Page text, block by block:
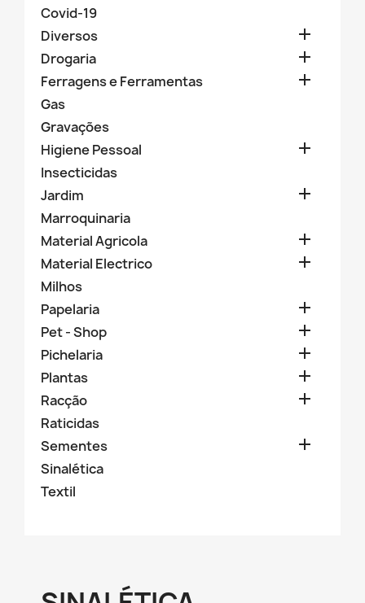
Covid-19
Diversos

Drogaria 
Ferragens e Ferramentas 
Gas
Gravações
Higiene Pessoal

Insecticidas
Jardim

Marroquinaria
Material Agricola

Material Electrico 
Milhos
Papelaria

Pet - Shop 
Pichelaria 
Plantas 
Racção 
Raticidas
Sementes

Sinalética
Textil